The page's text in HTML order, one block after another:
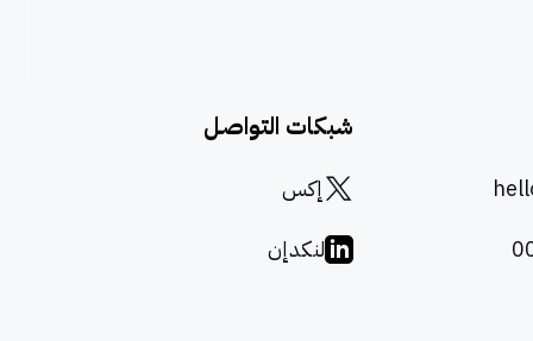
شبكات التواصل
إكس
لنكدإن